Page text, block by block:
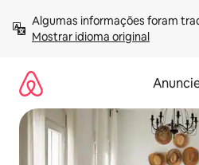
para
Mostrar idioma original